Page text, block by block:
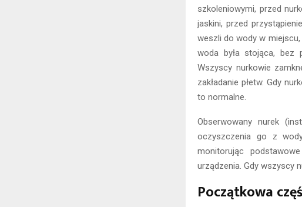
szkoleniowymi, przed
jaskini, przed
weszli do wody w miejscu,
woda była stojąca, bez
Wszyscy nurkowie
zakładanie płetw. Gdy
to normalne.
Obserwowany nurek
oczyszczenia go z
monitorując
urządzenia. Gdy wszyscy
Początkowa